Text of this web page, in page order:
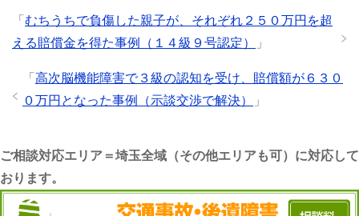
「 むちうちで負傷した親子が、それぞれ２５０万円を超
える賠償金を得た事例（１４級９号認定）
」
「 高次脳機能障害で３級の認知を受け、賠償額が６３０
０万円となった事例（示談交渉で解決）
」
ご相談対応エリア＝埼玉全域（その他エリアも可）に対応して
おります。